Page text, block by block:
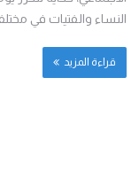
النساء والفتيات في
قراءة المزيد